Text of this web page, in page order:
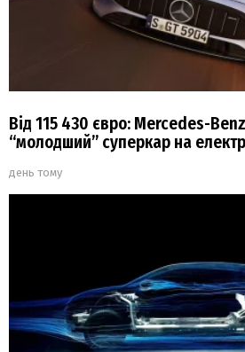
Від 115 430 євро: Mercedes-
“молодший” суперкар на
день тому